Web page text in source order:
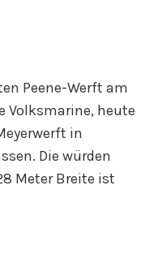
Peene-Werft am
Volksmarine, heute
in
Die würden
Meter Breite ist